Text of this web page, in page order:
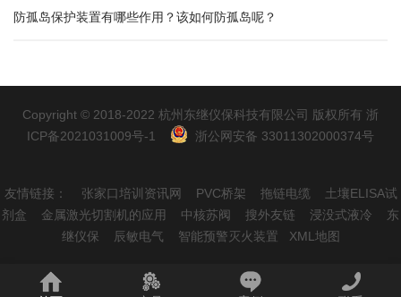
防孤岛保护装置有哪些作用？该如何防孤岛呢？
Copyright © 2018-2022 杭州东继仪保科技有限公司 版权所有 浙
ICP备2021031009号-1
浙公网安备 33011302000374号
友情链接： 张家口培训资讯网 PVC桥架 拖链电缆
土壤ELISA试
剂盒
金属激光切割机的应用 中核苏阀 搜外友链 浸没式液冷
东
继仪保
辰敏电气 智能预警灭火装置 XML地图